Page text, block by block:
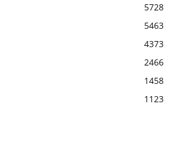
5728
5463
4373
2466
1458
1123